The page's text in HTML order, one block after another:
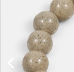
マ行
天然石から選ぶ
誕生石から選ぶ